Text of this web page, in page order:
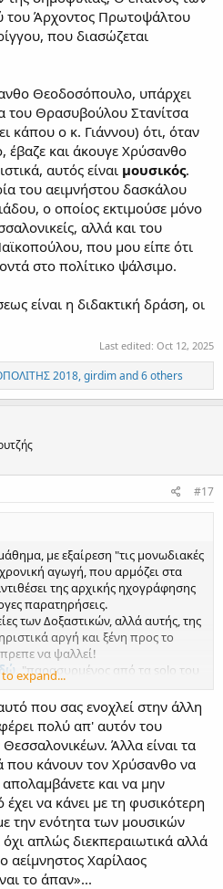
του Άρχοντος Πρωτοψάλτου
που διασώζεται
Θεοδοσόπουλο, υπάρχει
του Θρασυβούλου Στανίτσα
κάπου ο κ. Γιάννου) ότι, όταν
έβαζε και άκουγε Χρύσανθο
αυτός είναι μουσικός.
του αειμνήστου δασκάλου
ο οποίος εκτιμούσε μόνο
αλλά και του
που μου είπε ότι
στο πολίτικο ψάλσιμο.
είναι η διδακτική δράση, οι
Last edited: Oct 12, 2025
2018,girdimand 6 others
#17
με εξαίρεση "τις μονωδιακές
αγωγή, που αρμόζει στα
της αρχικής ηχογράφησης
παρατηρήσεις.
των Δοξαστικών, αλλά αυτής, της
αργή και ξένη προς το
να ψαλλεί!
"παρασυρμένος από τα solo του
όλο το μάθημα ως μονωδία...
to expand...
που σας ενοχλεί στην άλλη
πολύ απ' αυτόν του
Άλλα είναι τα
που κάνουν τον Χρύσανθο να
απολαμβάνετε και να μην
έχει να κάνει με τη φυσικότερη
την ενότητα των μουσικών
απλώς διεκπεραιωτικά αλλά
αείμνηστος Χαρίλαος
το άπαν»...